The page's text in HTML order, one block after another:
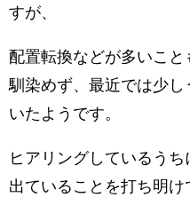
すが、
配置転換などが多いこと
馴染めず、最近では少
いたようです。
ヒアリングしているう
出ていることを打ち明け